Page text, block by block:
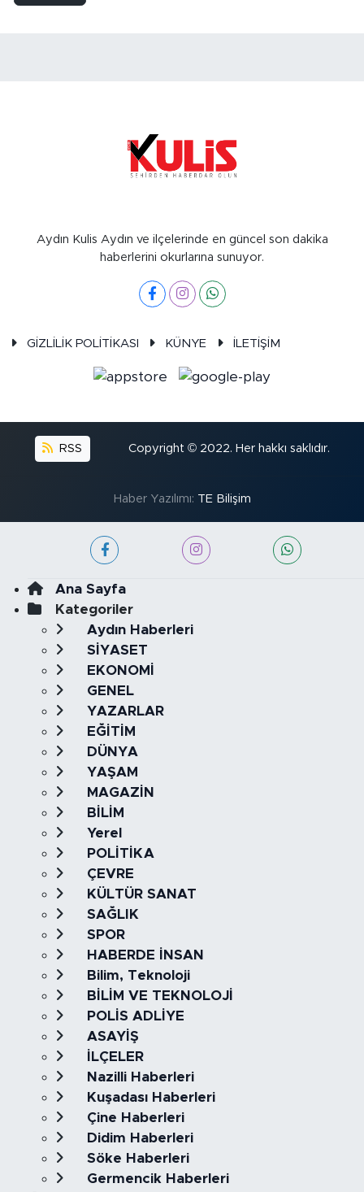
Aydın Kulis Aydın ve ilçelerinde en güncel son dakika
haberlerini okurlarına sunuyor.
GİZLİLİK POLİTİKASI KÜNYE İLETİŞİM
RSS Copyright © 2022. Her hakkı saklıdır.
Haber Yazılımı: TE Bilişim
Ana Sayfa
Kategoriler
Aydın Haberleri
SİYASET
EKONOMİ
GENEL
YAZARLAR
EĞİTİM
DÜNYA
YAŞAM
MAGAZİN
BİLİM
Yerel
POLİTİKA
ÇEVRE
KÜLTÜR SANAT
SAĞLIK
SPOR
HABERDE İNSAN
Bilim, Teknoloji
BİLİM VE TEKNOLOJİ
POLİS ADLİYE
ASAYİŞ
İLÇELER
Nazilli Haberleri
Kuşadası Haberleri
Çine Haberleri
Didim Haberleri
Söke Haberleri
Germencik Haberleri